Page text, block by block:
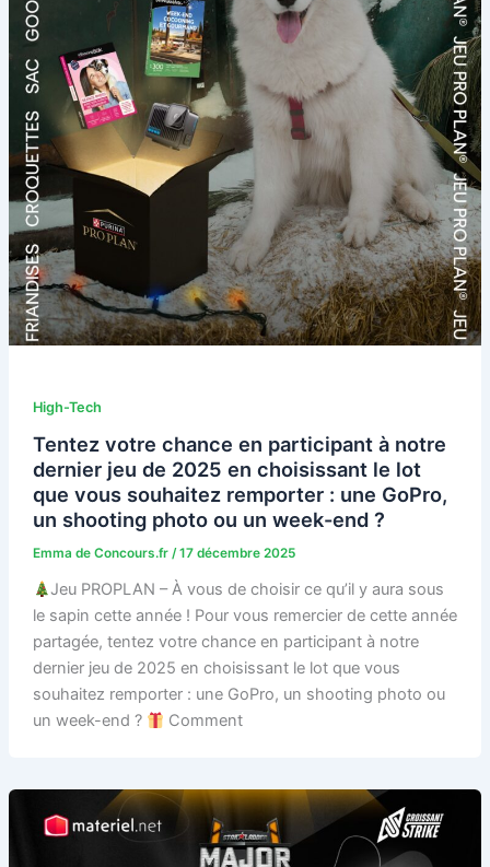
High-Tech
Tentez votre chance en participant à notre
dernier jeu de 2025 en choisissant le lot
que vous souhaitez remporter : une GoPro,
un shooting photo ou un week-end ?
Emma de Concours.fr /17 décembre 2025
Jeu PROPLAN – À vous de choisir ce qu’il y aura sous
le sapin cette année ! Pour vous remercier de cette année
partagée, tentez votre chance en participant à notre
dernier jeu de 2025 en choisissant le lot que vous
souhaitez remporter : une GoPro, un shooting photo ou
un week-end ?
Comment